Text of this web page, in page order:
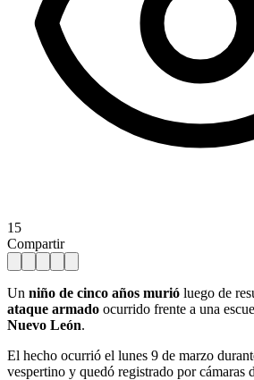
15
Compartir
Un niño de cinco años murió luego de
ataque armado ocurrido frente a una
Nuevo León.
El hecho ocurrió el lunes 9 de marzo
vespertino y quedó registrado por cámaras